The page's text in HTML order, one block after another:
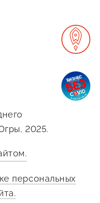
2025.
персональных